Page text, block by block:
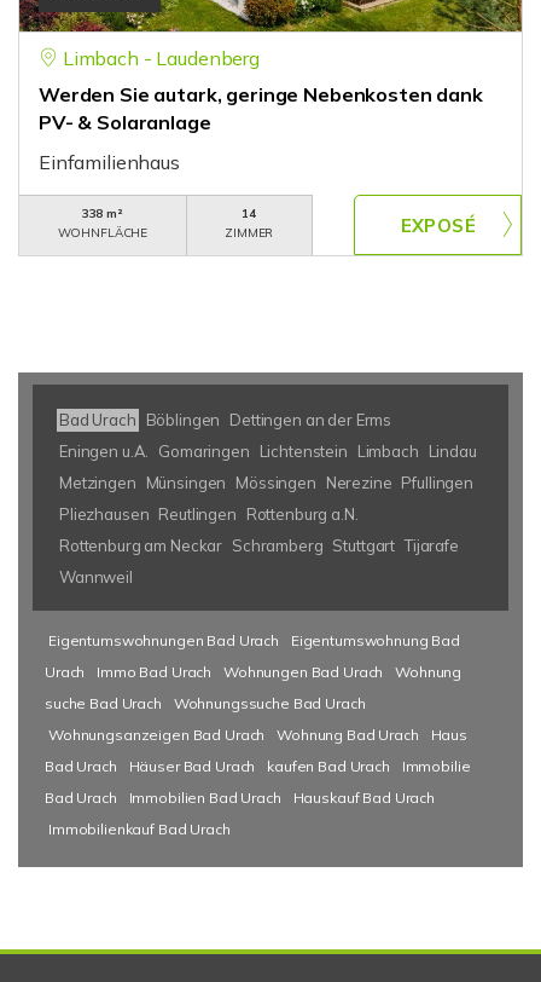
Limbach - Laudenberg
Werden Sie autark, geringe Nebenkosten dank
PV- & Solaranlage
Einfamilienhaus
338 m²
WOHNFLÄCHE
14
ZIMMER
Bad Urach Böblingen
Dettingen an der Erms
Eningen u.A.
Gomaringen Lichtenstein Limbach
Lindau
Metzingen
Münsingen Mössingen Nerezine Pfullingen
Pliezhausen Reutlingen
Rottenburg a.N.
Rottenburg am Neckar Schramberg Stuttgart Tijarafe
Wannweil
Eigentumswohnungen Bad Urach
Eigentumswohnung Bad
Urach
Immo Bad Urach Wohnungen Bad Urach
Wohnung
suche Bad Urach
Wohnungssuche Bad Urach
Wohnungsanzeigen Bad Urach
Wohnung Bad Urach
Haus
Bad Urach
Häuser Bad Urach kaufen Bad Urach
Immobilie
Bad Urach
Immobilien Bad Urach
Hauskauf Bad Urach
Immobilienkauf Bad Urach